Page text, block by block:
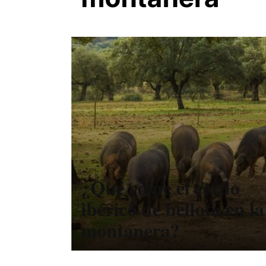
¿Qué come el cerdo
ibérico de bellota en la
montanera?